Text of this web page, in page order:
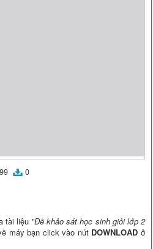
0
tài liệu "Đề khảo sát học sinh giỏi lớp 2
máy bạn click vào nút DOWNLOAD ở